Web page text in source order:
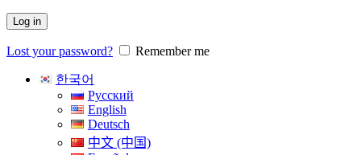
Log in
Lost your password? Remember me
한국어
Русский
English
Deutsch
中文 (中国)